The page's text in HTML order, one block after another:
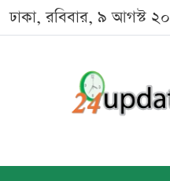
ঢাকা, রবিবার, ৯ আগস্ট